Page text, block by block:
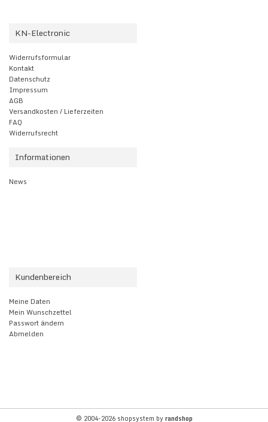
KN-Electronic
Widerrufsformular
Kontakt
Datenschutz
Impressum
AGB
Versandkosten / Lieferzeiten
FAQ
Widerrufsrecht
Informationen
News
Kundenbereich
Meine Daten
Mein Wunschzettel
Passwort ändern
Abmelden
© 2004-2026 shopsystem byrandshop